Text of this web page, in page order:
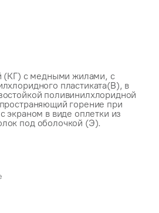
(КГ) с медными жилами, с
пластиката(В), в
поливинилхлоридной
горение при
экраном в виде оплетки из
под оболочкой (Э).